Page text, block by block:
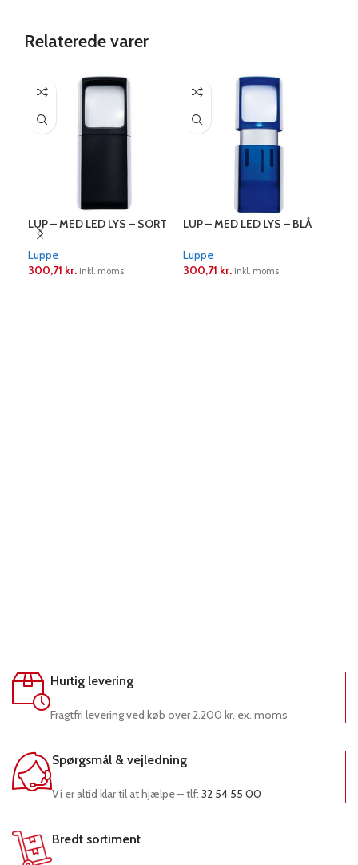
Relaterede varer
LUP – MED LED LYS – SORT
Luppe
300,71 kr. inkl. moms
LUP – MED LED LYS – BLÅ
Luppe
300,71 kr. inkl. moms
Hurtig levering
Fragtfri levering ved køb over 2.200 kr. ex. moms
Spørgsmål & vejledning
Vi er altid klar til at hjælpe – tlf: 32 54 55 00
Bredt sortiment